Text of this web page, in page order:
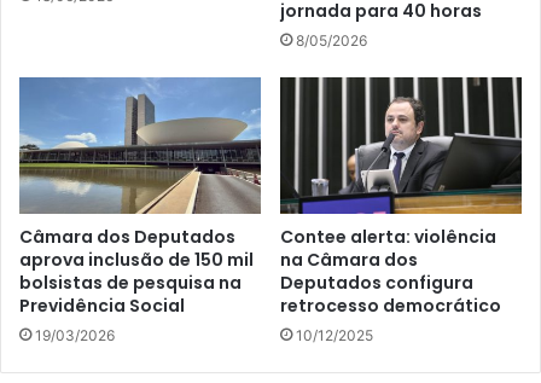
jornada para 40 horas
8/05/2026
Câmara dos Deputados
aprova inclusão de 150 mil
bolsistas de pesquisa na
Previdência Social
19/03/2026
Contee alerta: violência
na Câmara dos
Deputados configura
retrocesso democrático
10/12/2025